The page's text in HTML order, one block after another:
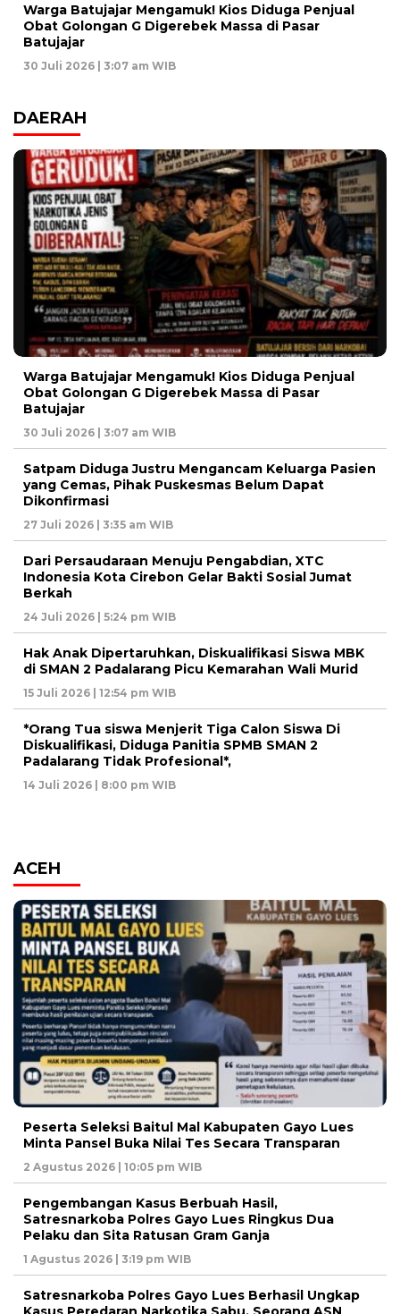
Warga Batujajar Mengamuk! Kios Diduga Penjual
Obat Golongan G Digerebek Massa di Pasar
Batujajar
30 Juli 2026 | 3:07 am WIB
DAERAH
Warga Batujajar Mengamuk! Kios Diduga Penjual
Obat Golongan G Digerebek Massa di Pasar
Batujajar
30 Juli 2026 | 3:07 am WIB
Satpam Diduga Justru Mengancam Keluarga Pasien
yang Cemas, Pihak Puskesmas Belum Dapat
Dikonfirmasi
27 Juli 2026 | 3:35 am WIB
Dari Persaudaraan Menuju Pengabdian, XTC
Indonesia Kota Cirebon Gelar Bakti Sosial Jumat
Berkah
24 Juli 2026 | 5:24 pm WIB
Hak Anak Dipertaruhkan, Diskualifikasi Siswa MBK
di SMAN 2 Padalarang Picu Kemarahan Wali Murid
15 Juli 2026 | 12:54 pm WIB
*Orang Tua siswa Menjerit Tiga Calon Siswa Di
Diskualifikasi, Diduga Panitia SPMB SMAN 2
Padalarang Tidak Profesional*,
14 Juli 2026 | 8:00 pm WIB
ACEH
Peserta Seleksi Baitul Mal Kabupaten Gayo Lues
Minta Pansel Buka Nilai Tes Secara Transparan
2 Agustus 2026 | 10:05 pm WIB
Pengembangan Kasus Berbuah Hasil,
Satresnarkoba Polres Gayo Lues Ringkus Dua
Pelaku dan Sita Ratusan Gram Ganja
1 Agustus 2026 | 3:19 pm WIB
Satresnarkoba Polres Gayo Lues Berhasil Ungkap